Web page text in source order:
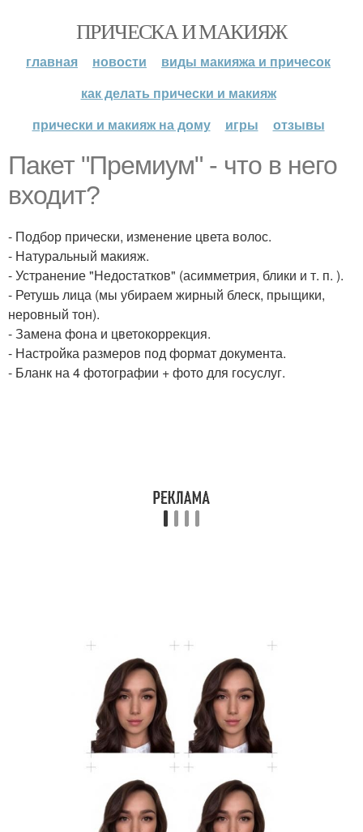
ПРИЧЕСКА И МАКИЯЖ
главная новости
виды макияжа и причесок
как делать прически и макияж
прически и макияж на дому
игры отзывы
Пакет "Премиум" - что в него
входит?
- Подбор прически, изменение цвета волос.
- Натуральный макияж.
- Устранение "Недостатков" (асимметрия, блики и т. п. ).
- Ретушь лица (мы убираем жирный блеск, прыщики,
неровный тон).
- Замена фона и цветокоррекция.
- Настройка размеров под формат документа.
- Бланк на 4 фотографии + фото для госуслуг.